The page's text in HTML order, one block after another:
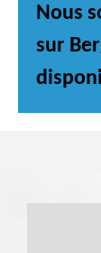
Nous
sur